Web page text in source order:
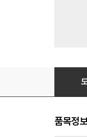
미치도
품목정